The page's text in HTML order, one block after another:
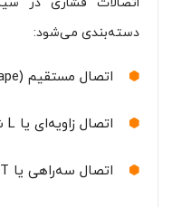
اتصالات فشاری در
دسته‌بندی می‌شود:
اتصال مستقیم (Straight Shape)
اتصال زاویه‌ای یا L شکل (L-Shape / Elbow)
اتصال سه‌راهی یا T شکل (T-Shape)